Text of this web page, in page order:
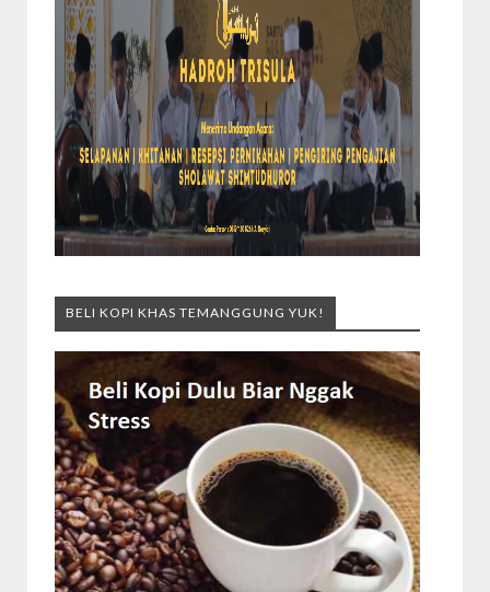
BELI KOPI KHAS TEMANGGUNG YUK!